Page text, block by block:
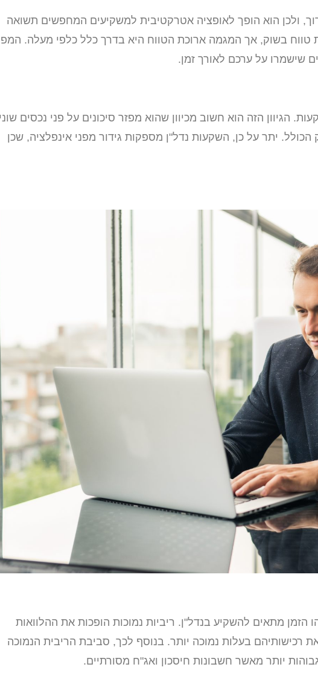
ולכן הוא הופך לאופציה אטרקטיבית למשקיעים המחפשים תשואה
טווח בשוק, אך המגמה ארוכת הטווח היא בדרך כלל כלפי מעלה.
שישמרו על ערכם לאורך זמן.
הגיוון הזה הוא חשוב מכיוון שהוא מפזר סיכונים על פני נכסים
יתר על כן, השקעות נדל"ן מספקות גידור מפני אינפלציה, שכן
הזמן מתאים להשקיע בנדל"ן. ריביות נמוכות הופכות את ההלוואות
רכישותיהם בעלות נמוכה יותר. בנוסף לכך, סביבת הריבית הנמוכה
יותר מאשר חשבונות חיסכון ואג"ח מסורתיים.